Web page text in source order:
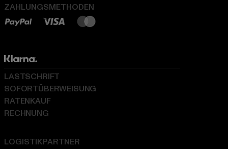
ZAHLUNGSMETHODEN
LOGISTIKPARTNER
LASTSCHRIFT
SOFORTÜBERWEISUNG
RATENKAUF
RECHNUNG